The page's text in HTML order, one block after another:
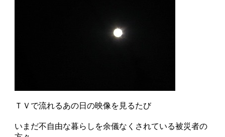
ＴＶで流れるあの日の映像を見るたび
いまだ不自由な暮らしを余儀なくされている被災者の